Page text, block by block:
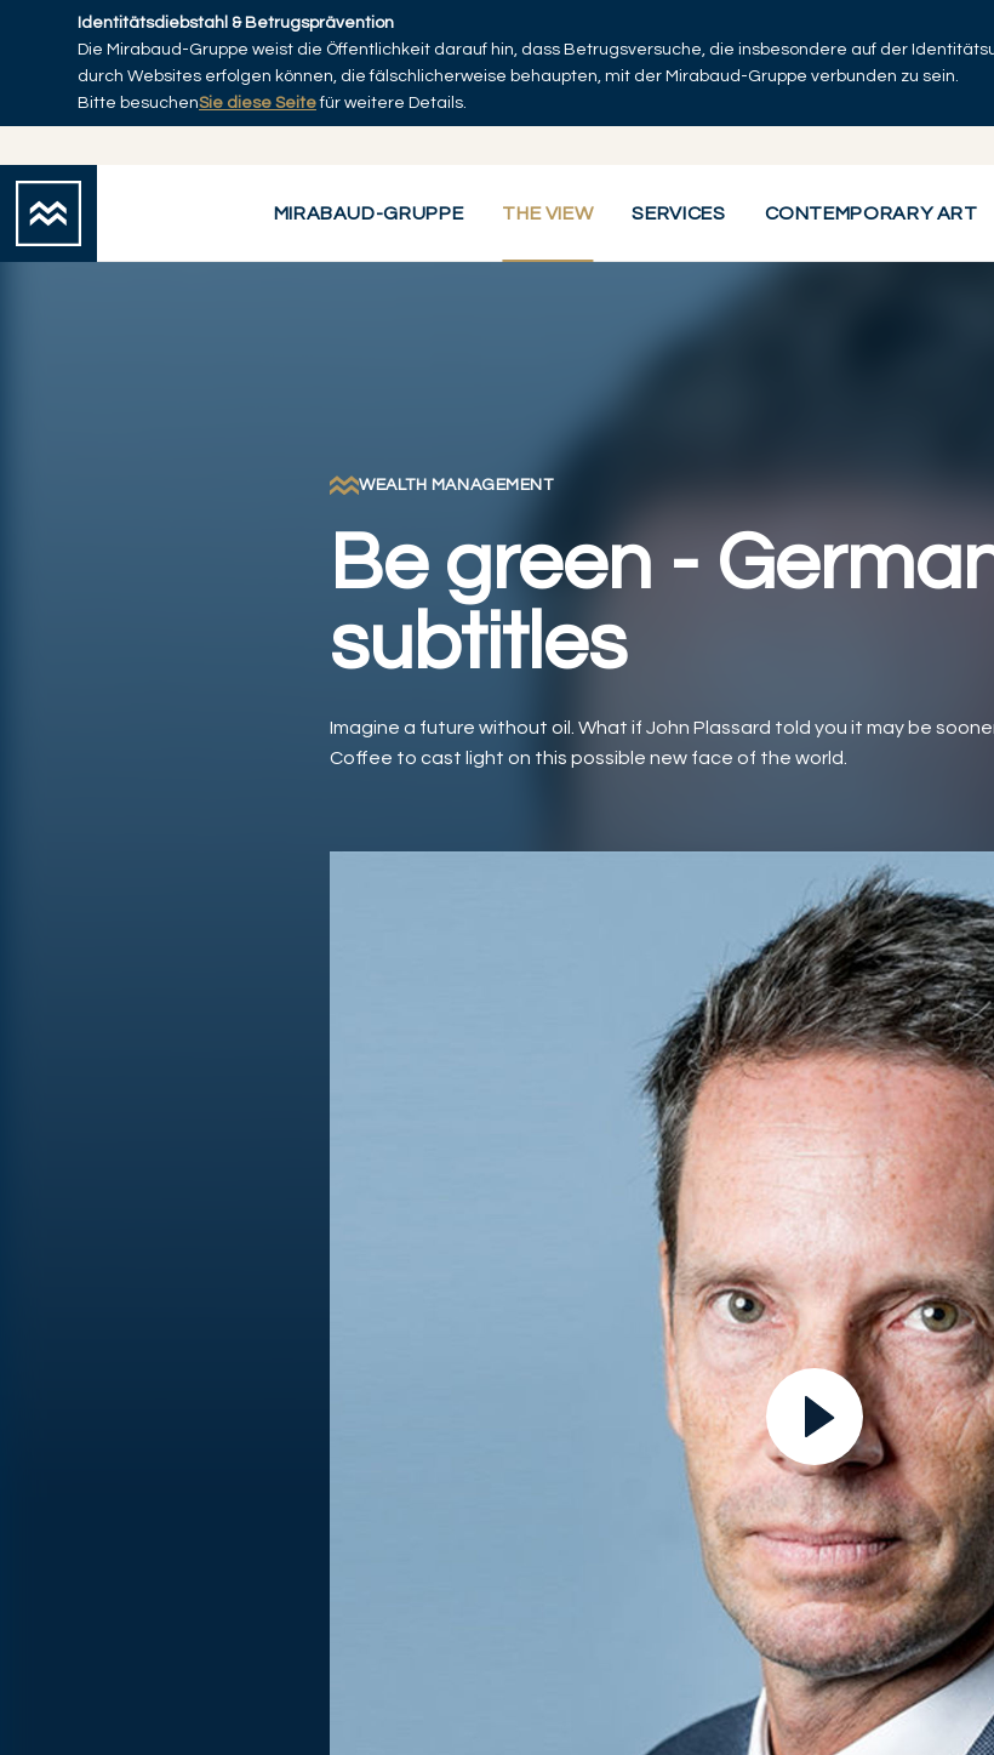
Skip to main content
Identitätsdiebstahl & Betrugsprävention
Die Mirabaud-Gruppe weist die Öffentlichkeit darauf hin, dass Betrugsversuche, die insbesondere auf der
durch Websites erfolgen können, die fälschlicherweise behaupten, mit der Mirabaud-Gruppe verbunden zu sein.
Bitte besuchenSie diese Seitefür weitere Details.
MIRABAUD-GRUPPE THE VIEW SERVICES CONTEMPORARY ART
Startseite
WEALTH MANAGEMENT
Be green -
subtitles
Imagine a future without oil. What if John Plassard told you it may be
Coffee to cast light on this possible new face of the world.